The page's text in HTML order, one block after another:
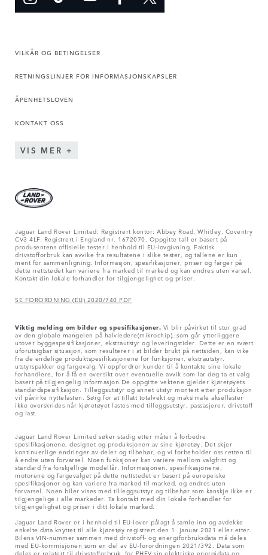
VILKÅR OG BETINGELSER
RETNINGSLINJER FOR INFORMASJONSKAPSLER
ÅPENHETSLOVEN
KONTAKT OSS
VIS MER
Jaguar Land Rover Limited: Registrert kontor: Abbey Road, Whitley, Coventry
CV3 4LF. Registrert i England nr. 1672070. Oppgitte tall er basert på
produsentens offisielle tester i henhold til EU-lovgivning. Faktisk
drivstofforbruk kan avvike fra resultatene i slike tester, og tallene er kun
ment for sammenligning. Informasjon, spesifikasjoner, priser og farger på
dette nettstedet kan variere fra marked til marked og kan endres uten varsel.
Kontakt din lokale forhandler for tilgjengelighet og priser.
SE FORORDNING (EU) 2020/740 PDF
Viktig melding om bilder og spesifikasjoner. Vi blir påvirket til stor grad
av den globale mangelen på halvledere(mikrochip), som går ytterliggere
utover byggespesifikasjoner, ekstrautstyr og leveringstider. Dette er en svært
uforutsigbar situasjon, som resulterer i at bilder brukt på nettsiden, kan vike
fra de endelige produktspesifikasjonene for funksjoner, ekstrautstyr,
utstyrspakker og fargevalg. Vi oppfordrer kunder til å kontakte sine lokale
forhandlere, for å få en oversikt over eventuelle avvik som lar deg ta et valg
basert på tilgjengelig informasjon.De oppgitte vektene gjelder kjøretøyets
standardspesifikasjon. Tilleggsutstyr og annet utstyr montert etter produksjon
vil påvirke nyttelasten. Sørg for at tillatt totalvekt og maksimale aksellaster
ikke overskrides når kjøretøyet lastes med tilleggsutstyr, passasjerer, drivstoff
og last.
Jaguar Land Rover Limited søker stadig etter måter å forbedre
spesifikasjonene, designet og produksjonen av sine kjøretøy. Det skjer
kontinuerlige endringer av deler og tilbehør, og vi forbeholder oss retten til
å endre uten forvarsel. Noen funksjoner kan variere mellom valgfritt og
standard fra forskjellige modellår. Informasjonen, spesifikasjonene,
motorene og fargevalget på dette nettstedet er basert på europeiske
spesifikasjoner og kan variere fra marked til marked, og endres uten
forvarsel. Noen biler vises med tilleggsutstyr og tilbehør som kanskje ikke er
tilgjengelige i alle markeder. Ta kontakt med din lokale forhandler for
tilgjengelighet og priser i ditt lokale marked.
Jaguar Land Rover er i henhold til EU-lover pålagt å samle inn og avdekke
enkelte data knyttet til alle kjøretøy registrert den 1. januar 2021 eller etter.
Bilens VIN-nummer sammen med drivstoff- og energiforbruksdata må deles
med EU-kommisjonen som en del av EU-forordningen 2021/392. Data som
deles er relatert til drivstofforbruk, for PHEV sin elektriske energidata og